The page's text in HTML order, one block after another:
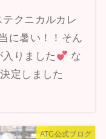
クニカルカレ
に暑い！！そん
りました
な
定しました
ATC公式ブログ